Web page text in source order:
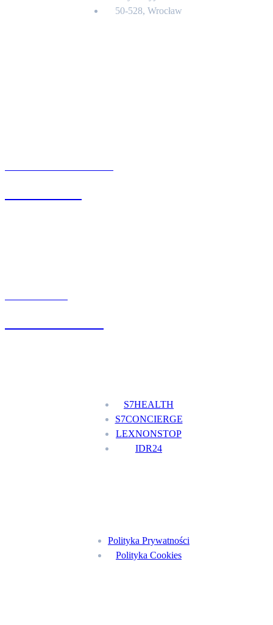
50-528, Wrocław
S7HEALTH
S7CONCIERGE
LEXNONSTOP
IDR24
Polityka Prywatności
Polityka Cookies